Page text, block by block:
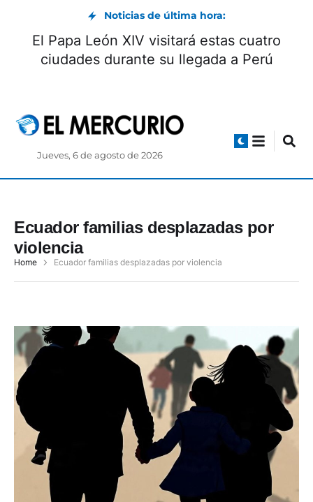
Noticias de última hora:
El Papa León XIV visitará estas cuatro
ciudades durante su llegada a Perú
Jueves, 6 de agosto de 2026
Ecuador familias desplazadas por
violencia
Home Ecuador familias desplazadas por violencia